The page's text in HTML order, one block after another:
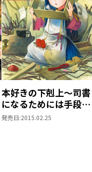
本好きの下剋上～司書
になるためには手段を
選んでいられません～
発売日:2015.02.25